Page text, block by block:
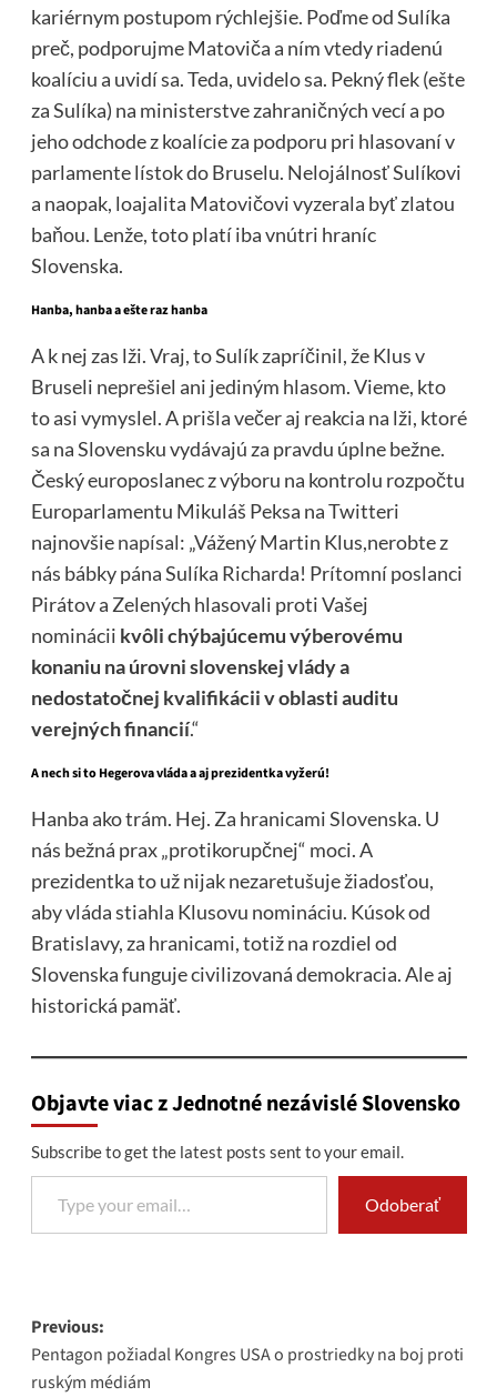
kariérnym postupom rýchlejšie. Poďme od Sulíka
preč, podporujme Matoviča a ním vtedy riadenú
koalíciu a uvidí sa. Teda, uvidelo sa. Pekný flek (ešte
za Sulíka) na ministerstve zahraničných vecí a po
jeho odchode z koalície za podporu pri hlasovaní v
parlamente lístok do Bruselu. Nelojálnosť Sulíkovi
a naopak, loajalita Matovičovi vyzerala byť zlatou
baňou. Lenže, toto platí iba vnútri hraníc
Slovenska.
Hanba, hanba a ešte raz hanba
A k nej zas lži. Vraj, to Sulík zapríčinil, že Klus v
Bruseli neprešiel ani jediným hlasom. Vieme, kto
to asi vymyslel. A prišla večer aj reakcia na lži, ktoré
sa na Slovensku vydávajú za pravdu úplne bežne.
Český europoslanec z výboru na kontrolu rozpočtu
Europarlamentu Mikuláš Peksa na Twitteri
najnovšienapísal: „Vážený Martin Klus,nerobte z
nás bábky pána Sulíka Richarda! Prítomní poslanci
Pirátov a Zelených hlasovali proti Vašej
nominácii kvôli chýbajúcemu výberovému
konaniu na úrovni slovenskej vlády a
nedostatočnej kvalifikácii v oblasti auditu
verejných financií.“
A nech si to Hegerova vláda a aj prezidentka vyžerú!
Hanba ako trám. Hej. Za hranicami Slovenska. U
nás bežná prax „protikorupčnej“ moci. A
prezidentka to už nijak nezaretušuje žiadosťou,
aby vláda stiahla Klusovu nomináciu. Kúsok od
Bratislavy, za hranicami, totiž na rozdiel od
Slovenska funguje civilizovaná demokracia. Ale aj
historická pamäť.
Objavte viac z Jednotné nezávislé Slovensko
Subscribe to get the latest posts sent to your email.
Type your email…
Odoberať
Post
navigation
Previous:
Pentagon požiadal Kongres USA o prostriedky na boj proti
ruským médiám